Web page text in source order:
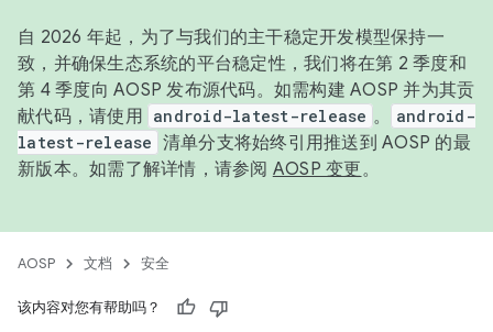
自 2026 年起，为了与我们的主干稳定开发模型保持一
致，并确保生态系统的平台稳定性，我们将在第 2 季度和
第 4 季度向 AOSP 发布源代码。如需构建 AOSP 并为其贡
献代码，请使用 android-latest-release 。
android-
latest-release 清单分支将始终引用推送到 AOSP 的最
新版本。如需了解详情，请参阅 AOSP 变更。
AOSP 文档 安全
该内容对您有帮助吗？